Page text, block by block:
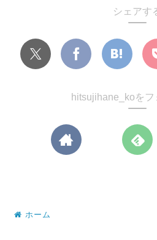
シェアす
hitsujihane_koをフ
ホーム